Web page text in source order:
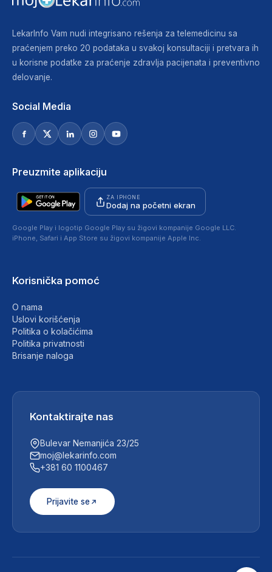
LekarInfo Vam nudi integrisano rešenja za telemedicinu sa
praćenjem preko 20 podataka u svakoj konsultaciji i pretvara ih
u korisne podatke za praćenje zdravlja pacijenata i preventivno
delovanje.
Social Media
Preuzmite aplikaciju
ZA IPHONE
Dodaj na početni ekran
Google Play i logotip Google Play su žigovi kompanije Google LLC.
iPhone, Safari i App Store su žigovi kompanije Apple Inc.
Korisnička pomoć
O nama
Uslovi korišćenja
Politika o kolačićima
Politika privatnosti
Brisanje naloga
Kontaktirajte nas
Bulevar Nemanjića 23/25
moj@lekarinfo.com
+381 60 1100467
Prijavite se